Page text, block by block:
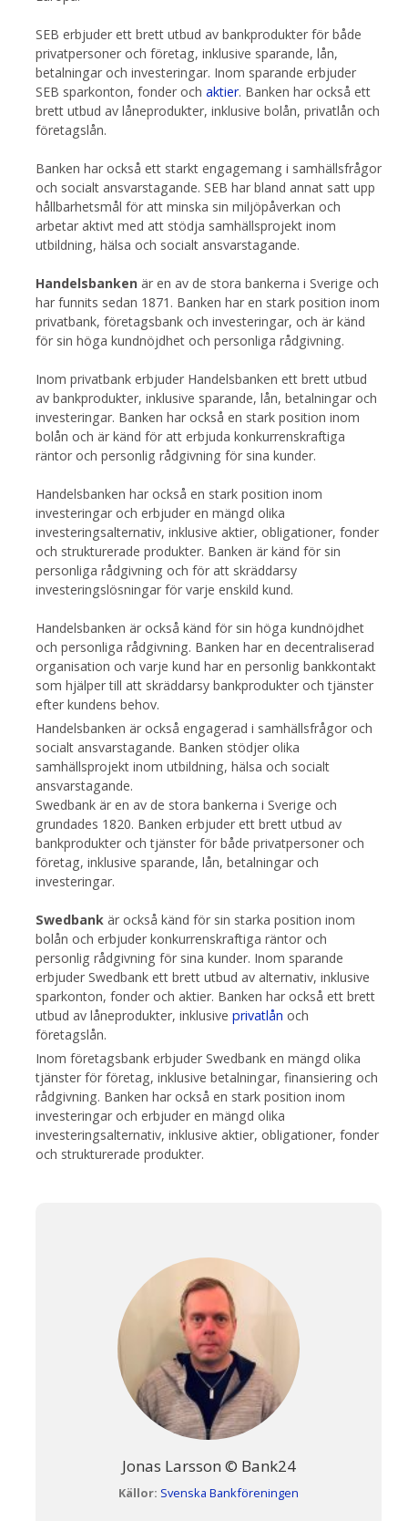
SEB erbjuder ett brett utbud av bankprodukter för både
privatpersoner och företag, inklusive sparande, lån,
betalningar och investeringar. Inom sparande erbjuder
SEB sparkonton, fonder och aktier. Banken har också ett
brett utbud av låneprodukter, inklusive bolån, privatlån och
företagslån.
Banken har också ett starkt engagemang i samhällsfrågor
och socialt ansvarstagande. SEB har bland annat satt upp
hållbarhetsmål för att minska sin miljöpåverkan och
arbetar aktivt med att stödja samhällsprojekt inom
utbildning, hälsa och socialt ansvarstagande.
Handelsbanken är en av de stora bankerna i Sverige och
har funnits sedan 1871. Banken har en stark position inom
privatbank, företagsbank och investeringar, och är känd
för sin höga kundnöjdhet och personliga rådgivning.
Inom privatbank erbjuder Handelsbanken ett brett utbud
av bankprodukter, inklusive sparande, lån, betalningar och
investeringar. Banken har också en stark position inom
bolån och är känd för att erbjuda konkurrenskraftiga
räntor och personlig rådgivning för sina kunder.
Handelsbanken har också en stark position inom
investeringar och erbjuder en mängd olika
investeringsalternativ, inklusive aktier, obligationer, fonder
och strukturerade produkter. Banken är känd för sin
personliga rådgivning och för att skräddarsy
investeringslösningar för varje enskild kund.
Handelsbanken är också känd för sin höga kundnöjdhet
och personliga rådgivning. Banken har en decentraliserad
organisation och varje kund har en personlig bankkontakt
som hjälper till att skräddarsy bankprodukter och tjänster
efter kundens behov.
Handelsbanken är också engagerad i samhällsfrågor och
socialt ansvarstagande. Banken stödjer olika
samhällsprojekt inom utbildning, hälsa och socialt
ansvarstagande.
Swedbank är en av de stora bankerna i Sverige och
grundades 1820. Banken erbjuder ett brett utbud av
bankprodukter och tjänster för både privatpersoner och
företag, inklusive sparande, lån, betalningar och
investeringar.
Swedbank är också känd för sin starka position inom
bolån och erbjuder konkurrenskraftiga räntor och
personlig rådgivning för sina kunder. Inom sparande
erbjuder Swedbank ett brett utbud av alternativ, inklusive
sparkonton, fonder och aktier. Banken har också ett brett
utbud av låneprodukter, inklusive privatlån och
företagslån.
Inom företagsbank erbjuder Swedbank en mängd olika
tjänster för företag, inklusive betalningar, finansiering och
rådgivning. Banken har också en stark position inom
investeringar och erbjuder en mängd olika
investeringsalternativ, inklusive aktier, obligationer, fonder
och strukturerade produkter.
Jonas Larsson © Bank24
Källor: Svenska Bankföreningen